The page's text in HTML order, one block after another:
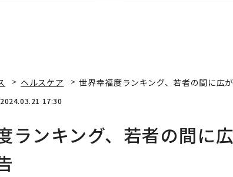
ヘルスケア 世界幸福度ランキング、若者の間に広
2024.03.21 17:30
ランキング、若者の間に